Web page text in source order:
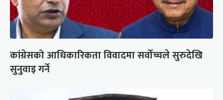
कांग्रेसको आधिकारिकता विवादमा सर्वोच्चले सुरुदेखि
सुनुवाइ गर्ने